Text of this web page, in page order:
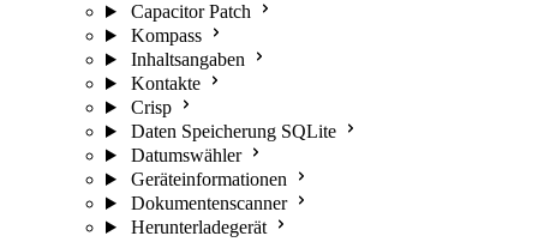
Capacitor Patch
Kompass
Inhaltsangaben
Kontakte
Crisp
Daten Speicherung SQLite
Datumswähler
Geräteinformationen
Dokumentenscanner
Herunterladegerät